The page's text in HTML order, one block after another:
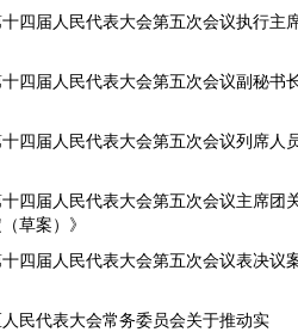
四届人民代表大会第五次会议执行主
四届人民代表大会第五次会议副秘书
四届人民代表大会第五次会议列席人
四届人民代表大会第五次会议主席团
草案）》
四届人民代表大会第五次会议表决议
民代表大会常务委员会关于推动实